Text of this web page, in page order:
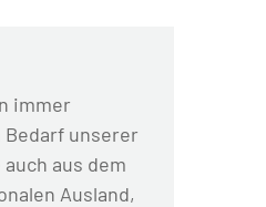
immer
unserer
aus dem
Ausland,